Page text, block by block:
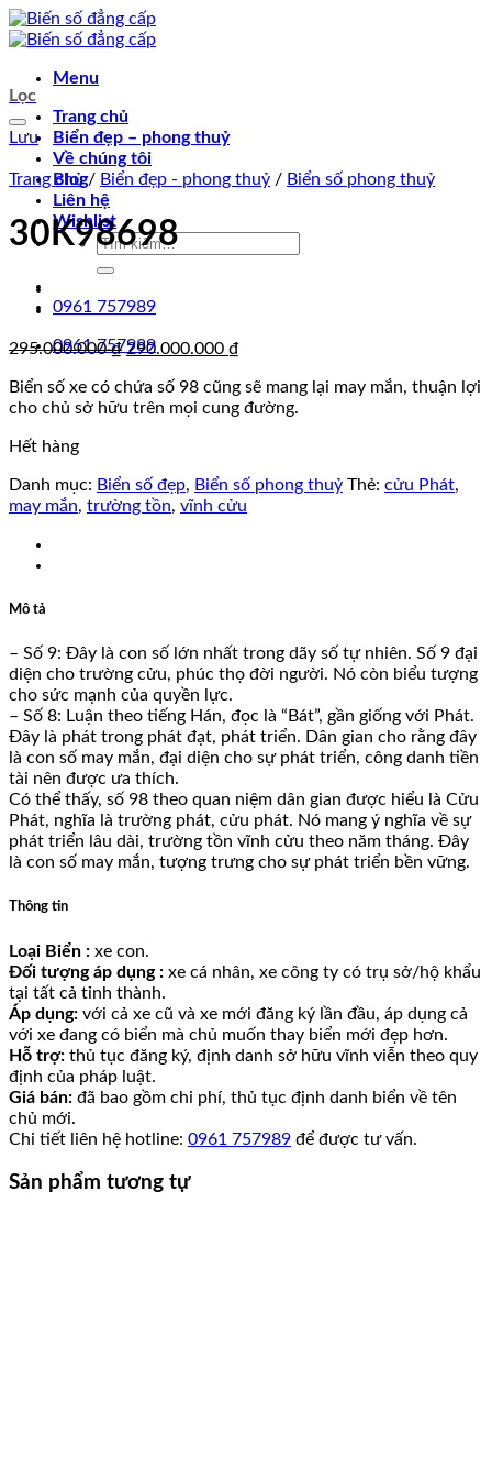
Chuyển
đến
dung
Menu
Trang chủ
Biển đẹp – phong thuỷ
Về chúng tôi
Blog
Liên hệ
Wishlist
Tìm
0961 757989
0961 757989
Lọc
Lưu
Trang chủ / Biển đẹp - phong thuỷ / Biển số phong thuỷ
30K98698
295.000.000₫ Giá
là:
295.000.000 ₫.
290.000.000 ₫
tại
là:
Biển số xe có chứa số 98 cũng sẽ mang lại may mắn, thuận lợi
cho chủ sở hữu trên mọi cung đường.
Hết hàng
Danh mục: Biển số đẹp, Biển số phong thuỷ Thẻ: cửu Phát,
may mắn, trường tồn, vĩnh cửu
Mô tả
– Số 9: Đây là con số lớn nhất trong dãy số tự nhiên. Số 9 đại
diện cho trường cửu, phúc thọ đời người. Nó còn biểu tượng
cho sức mạnh của quyền lực.
– Số 8: Luận theo tiếng Hán, đọc là “Bát”, gần giống với Phát.
Đây là phát trong phát đạt, phát triển. Dân gian cho rằng đây
là con số may mắn, đại diện cho sự phát triển, công danh tiền
tài nên được ưa thích.
Có thể thấy, số 98 theo quan niệm dân gian được hiểu là Cửu
Phát, nghĩa là trường phát, cửu phát. Nó mang ý nghĩa về sự
phát triển lâu dài, trường tồn vĩnh cửu theo năm tháng. Đây
là con số may mắn, tượng trưng cho sự phát triển bền vững.
Thông tin
Loại Biển : xe con.
Đối tượng áp dụng : xe cá nhân, xe công ty có trụ sở/hộ khẩu
tại tất cả tỉnh thành.
Áp dụng: với cả xe cũ và xe mới đăng ký lần đầu, áp dụng cả
với xe đang có biển mà chủ muốn thay biển mới đẹp hơn.
Hỗ trợ: thủ tục đăng ký, định danh sở hữu vĩnh viễn theo quy
định của pháp luật.
Giá bán: đã bao gồm chi phí, thủ tục định danh biển về tên
chủ mới.
Chi tiết liên hệ hotline: 0961 757989 để được tư vấn.
Sản phẩm tương tự